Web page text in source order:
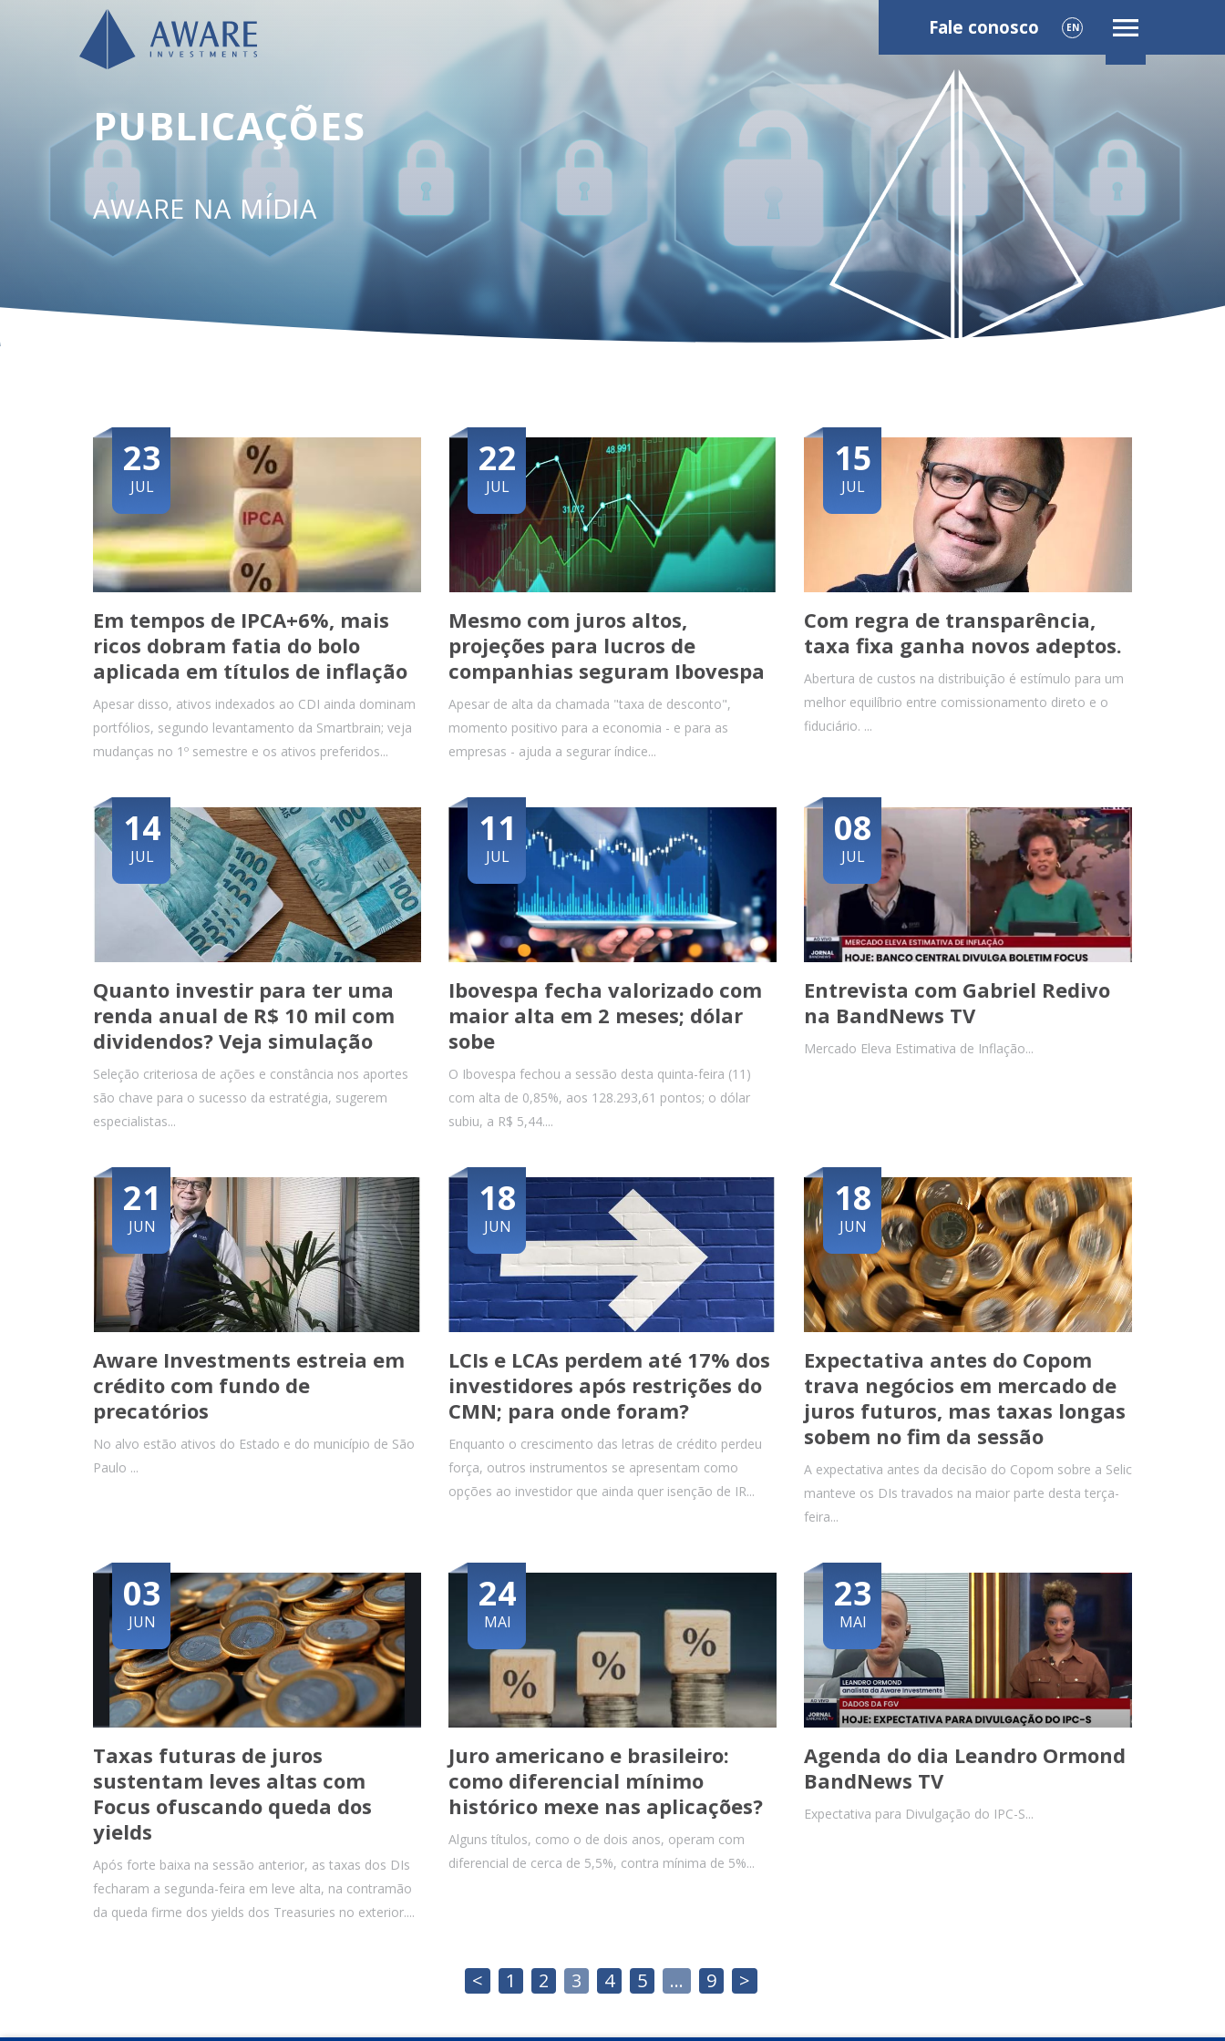
Fale conosco EN
PUBLICAÇÕES
AWARE NA MÍDIA
23
JUL
Em tempos de IPCA+6%, mais
ricos dobram fatia do bolo
aplicada em títulos de inflação
Apesar disso, ativos indexados ao CDI ainda dominam
portfólios, segundo levantamento da Smartbrain; veja
mudanças no 1º semestre e os ativos preferidos...
22
JUL
Mesmo com juros altos,
projeções para lucros de
companhias seguram Ibovespa
Apesar de alta da chamada "taxa de desconto",
momento positivo para a economia - e para as
empresas - ajuda a segurar índice...
15
JUL
Com regra de transparência,
taxa fixa ganha novos adeptos.
Abertura de custos na distribuição é estímulo para um
melhor equilíbrio entre comissionamento direto e o
fiduciário. ...
14
JUL
Quanto investir para ter uma
renda anual de R$ 10 mil com
dividendos? Veja simulação
Seleção criteriosa de ações e constância nos aportes
são chave para o sucesso da estratégia, sugerem
especialistas...
11
JUL
Ibovespa fecha valorizado com
maior alta em 2 meses; dólar
sobe
O Ibovespa fechou a sessão desta quinta-feira (11)
com alta de 0,85%, aos 128.293,61 pontos; o dólar
subiu, a R$ 5,44....
08
JUL
Entrevista com Gabriel Redivo
na BandNews TV
Mercado Eleva Estimativa de Inflação...
21
JUN
Aware Investments estreia em
crédito com fundo de
precatórios
No alvo estão ativos do Estado e do município de São
Paulo ...
18
JUN
LCIs e LCAs perdem até 17% dos
investidores após restrições do
CMN; para onde foram?
Enquanto o crescimento das letras de crédito perdeu
força, outros instrumentos se apresentam como
opções ao investidor que ainda quer isenção de IR...
18
JUN
Expectativa antes do Copom
trava negócios em mercado de
juros futuros, mas taxas longas
sobem no fim da sessão
A expectativa antes da decisão do Copom sobre a Selic
manteve os DIs travados na maior parte desta terça-
feira...
03
JUN
Taxas futuras de juros
sustentam leves altas com
Focus ofuscando queda dos
yields
Após forte baixa na sessão anterior, as taxas dos DIs
fecharam a segunda-feira em leve alta, na contramão
da queda firme dos yields dos Treasuries no exterior....
24
MAI
Juro americano e brasileiro:
como diferencial mínimo
histórico mexe nas aplicações?
Alguns títulos, como o de dois anos, operam com
diferencial de cerca de 5,5%, contra mínima de 5%...
23
MAI
Agenda do dia Leandro Ormond
BandNews TV
Expectativa para Divulgação do IPC-S...
< 1 2 3 4 5 … 9 >